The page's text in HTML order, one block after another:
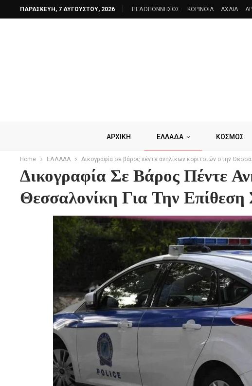
ΠΑΡΑΣΚΕΥΉ, 7 ΑΥΓΟΎΣΤΟΥ, 2026 ΠΕΛΟΠΟΝΝΗΣΟΣ ΚΟΡΙΝΘΙΑ AXAIA
ΑΡΧΙΚΗ ΕΛΛΑΔΑ ΚΟΣΜΟΣ
Home ΕΛΛΑΔΑ Δικογραφία σε βάρος πέντε ανηλίκων κοριτσιών στην
Δικογραφία Σε Βάρος Πέντε
Θεσσαλονίκη Για Την